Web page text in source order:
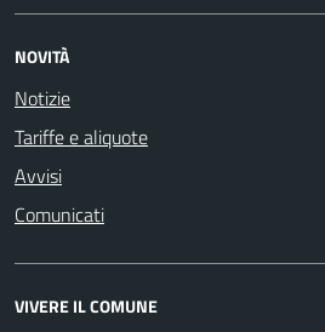
NOVITÀ
Notizie
Tariffe e aliquote
Avvisi
Comunicati
VIVERE IL COMUNE